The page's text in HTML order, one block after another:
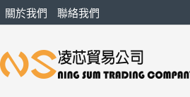
關於我們 聯絡我們